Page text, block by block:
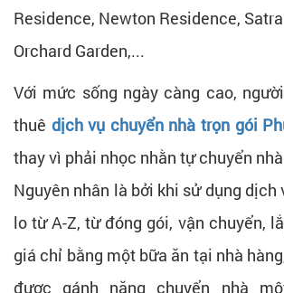
Residence, Newton Residence,
Orchard Garden,...
Với mức sống ngày càng cao,
thuê dịch vụ chuyển nhà trọn gói
thay vì phải nhọc nhằn tự chuyển
Nguyên nhân là bởi khi sử dụng dịch
lo từ A-Z, từ đóng gói, vận chuyển,
giá chỉ bằng một bữa ăn tại nhà
được gánh nặng chuyển nhà